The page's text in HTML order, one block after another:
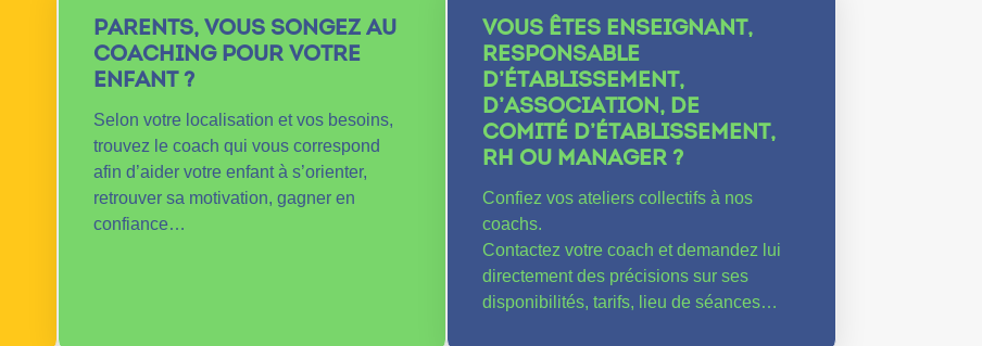
PARENTS, VOUS SONGEZ AU
COACHING POUR VOTRE
ENFANT ?
Selon votre localisation et vos besoins,
trouvez le coach qui vous correspond
afin d’aider votre enfant à s’orienter,
retrouver sa motivation, gagner en
confiance…
VOUS ÊTES ENSEIGNANT,
RESPONSABLE
D’ÉTABLISSEMENT,
D’ASSOCIATION, DE
COMITÉ D’ÉTABLISSEMENT,
RH OU MANAGER ?
Confiez vos ateliers collectifs à nos
coachs.
Contactez votre coach et demandez lui
directement des précisions sur ses
disponibilités, tarifs, lieu de séances…